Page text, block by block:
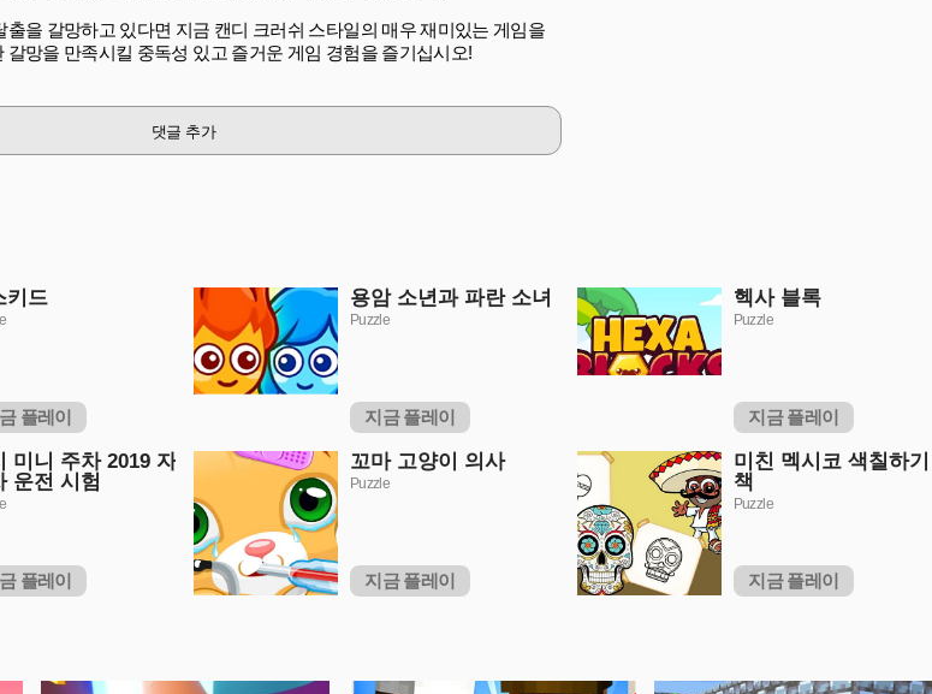
출을 갈망하고 있다면 지금 캔디 크러쉬 스타일의 매우 재미있는 게임을
갈망을 만족시킬 중독성 있고 즐거운 게임 경험을 즐기십시오!
댓글 추가
키드
플레이
용암 소년과 파란 소녀
Puzzle
지금 플레이
헥사 블록
Puzzle
지금 플레이
미니 주차 2019 자
운전 시험
플레이
꼬마 고양이 의사
Puzzle
지금 플레이
미친 멕시코 색칠하기
책
Puzzle
지금 플레이